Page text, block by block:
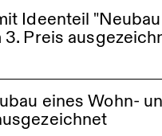
Ideenteil "Neubau
Preis
eines Wohn-